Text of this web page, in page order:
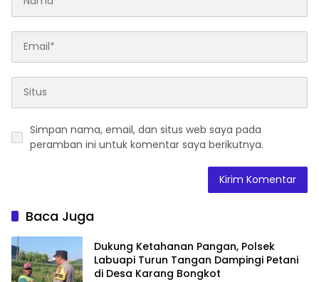
Simpan nama, email, dan situs web saya pada
peramban ini untuk komentar saya berikutnya.
Baca Juga
Dukung Ketahanan Pangan, Polsek
Labuapi Turun Tangan Dampingi Petani
di Desa Karang Bongkot